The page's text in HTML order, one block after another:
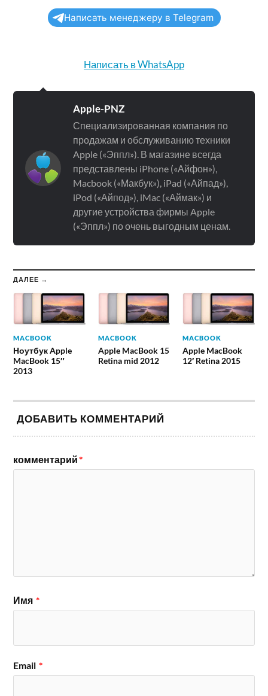
Написать менеджеру в Telegram
Написать в WhatsApp
Apple-PNZ
Специализированная компания по
продажам и обслуживанию техники
Apple («Эппл»). В магазине всегда
представлены iPhone («Айфон»),
Macbook («Макбук»), iPad («Айпад»),
iPod («Айпод»), iMac («Аймак») и
другие устройства фирмы Apple
(«Эппл») по очень выгодным ценам.
ДАЛЕЕ →
MACBOOK
Ноутбук Apple
MacBook 15″
2013
MACBOOK
Apple MacBook 15
Retina mid 2012
MACBOOK
Apple MacBook
12′ Retina 2015
ДОБАВИТЬ КОММЕНТАРИЙ
комментарий*
Имя *
Email *